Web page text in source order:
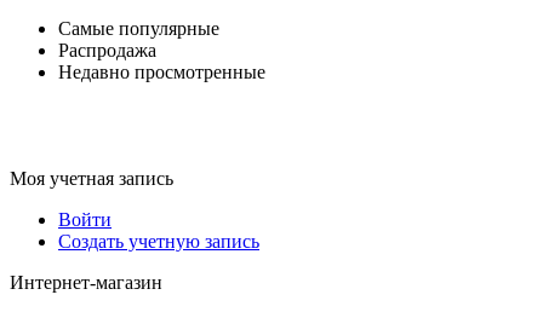
Самые популярные
Распродажа
Недавно просмотренные
Моя учетная запись
Войти
Создать учетную запись
Интернет-магазин